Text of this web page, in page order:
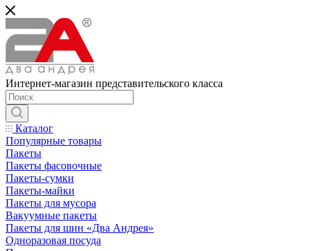
Интернет-магазин представительского класса
Каталог
Популярные товары
Пакеты
Пакеты фасовочные
Пакеты-сумки
Пакеты-майки
Пакеты для мусора
Вакуумные пакеты
Пакеты для шин «Два Андрея»
Одноразовая посуда